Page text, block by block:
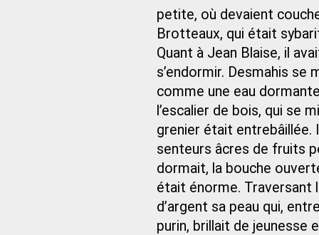
petite, où devaient
Brotteaux, qui était
Quant à Jean Blaise, il
s’endormir. Desmahis se
comme une eau
l’escalier de bois, qui se
grenier était
senteurs âcres de fruits
dormait, la bouche
était énorme. Traversant
d’argent sa peau qui,
purin, brillait de jeunesse